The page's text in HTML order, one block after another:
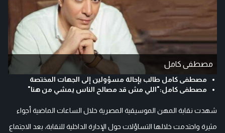
مصطفى كامل
مصطفى كامل طالب بإحالة مسؤولين إلى الجهات المختصة
مصطفى كامل:"اللي مش قد مصالح الناس يمشي من هنا"
شهدت نقابة المهن الموسيقية المصرية خلال الساعات الماضية أجواء
مثيرة واحتدمت خلالها التساؤلات حول الإدارة الداخلية للنقابة، بعد الاجتماع